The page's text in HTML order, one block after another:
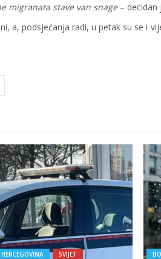
migranata stave van snage – decidan
a, podsjećanja radi, u petak su se i
SVIJET